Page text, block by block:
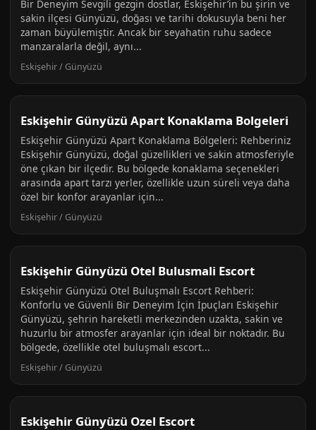
Bir Deneyim Sevgili gezgin dostlar, Eskişehir’in bu şirin ve
sakin ilçesi Günyüzü, doğası ve tarihi dokusuyla beni her
zaman büyülemiştir. Ancak bir seyahatin ruhu sadece
manzaralarla değil, aynı...
Eskişehir / Günyüzü
Eskişehir Günyüzü Apart Konaklama Bolgeleri
Eskişehir Günyüzü Apart Konaklama Bölgeleri: Rehberiniz
Eskişehir Günyüzü, doğal güzellikleri ve sakin atmosferiyle
öne çıkan bir ilçedir. Bu bölgede konaklama seçenekleri
arasında apart tarzı yerler, özellikle uzun süreli veya daha
özel bir konfor arayanlar için...
Eskişehir / Günyüzü
Eskişehir Günyüzü Otel Bulusmali Escort
Eskişehir Günyüzü Otel Buluşmalı Escort Rehberi:
Konforlu ve Güvenli Bir Deneyim İçin İpuçları Eskişehir
Günyüzü, şehrin hareketli merkezinden uzakta, sakin ve
huzurlu bir atmosfer arayanlar için ideal bir noktadır. Bu
bölgede, özellikle otel buluşmalı escort...
Eskişehir / Günyüzü
Eskişehir Günyüzü Ozel Escort